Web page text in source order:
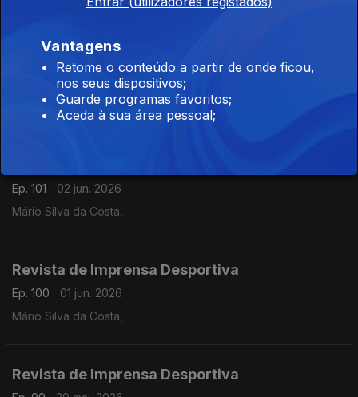
Revista de Imprensa Desportiva
03 jun. 2026
Mário Silva da Costa,
Ep. 101
02 jun. 2026
Mário Silva da Costa,
Revista de Imprensa Desportiva
Ep. 100
01 jun. 2026
Mário Silva da Costa,
Revista de Imprensa Desportiva
Vantagens
Retome o conteúdo a partir de onde ficou,
nos seus dispositivos;
Guarde programas favoritos;
Aceda à sua área pessoal;